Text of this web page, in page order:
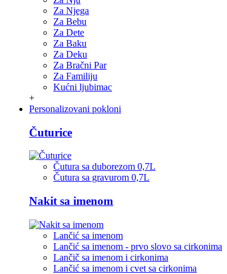
Za Njega
Za Bebu
Za Dete
Za Baku
Za Deku
Za Bračni Par
Za Familiju
Kućni ljubimac
+
Personalizovani pokloni
Čuturice
Čutura sa duborezom 0,7L
Čutura sa gravurom 0,7L
Nakit sa imenom
Lančić sa imenom
Lančić sa imenom - prvo slovo sa cirkonima
Lančič sa imenom i cirkonima
Lančić sa imenom i cvet sa cirkonima